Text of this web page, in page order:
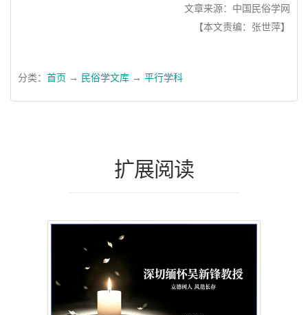
文章来源：中国民俗学网
【本文责编：张世萍】
分类： 首页 → 民俗学文库 → 平行学科
扩展阅读